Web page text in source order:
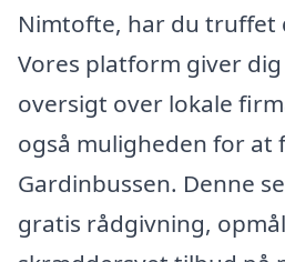
Nimtofte, har du truffet
Vores platform giver
oversigt over lokale
også muligheden for at
Gardinbussen. Denne
gratis rådgivning,